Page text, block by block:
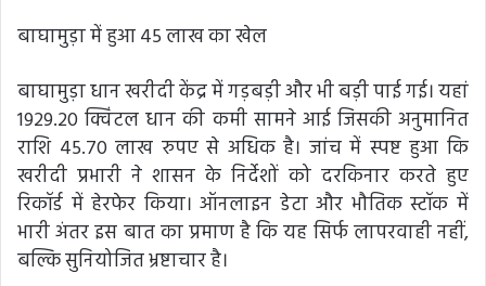
बाघामुड़ा में हुआ 45 लाख का खेल
बाघामुड़ा धान खरीदी केंद्र में गड़बड़ी और भी बड़ी पाई गई। यहां
1929.20 क्विंटल धान की कमी सामने आई जिसकी अनुमानित
राशि 45.70 लाख रुपए से अधिक है। जांच में स्पष्ट हुआ कि
खरीदी प्रभारी ने शासन के निर्देशों को दरकिनार करते हुए
रिकॉर्ड में हेरफेर किया। ऑनलाइन डेटा और भौतिक स्टॉक में
भारी अंतर इस बात का प्रमाण है कि यह सिर्फ लापरवाही नहीं,
बल्कि सुनियोजित भ्रष्टाचार है।